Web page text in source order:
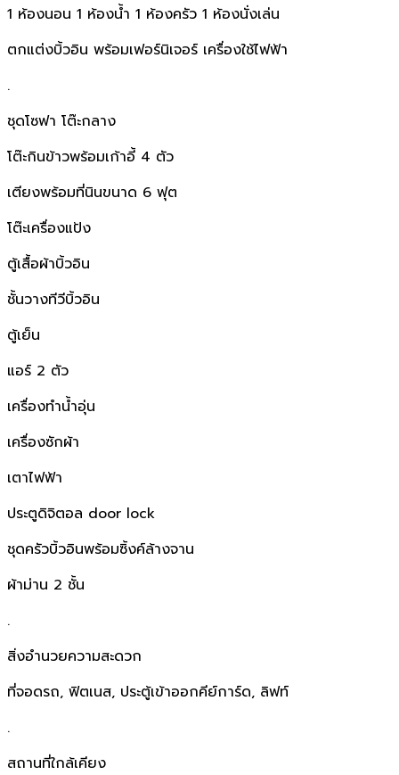
1 ห้องนอน 1 ห้องน้ำ 1 ห้องครัว 1 ห้องนั่งเล่น
ตกแต่งบิ้วอิน พร้อมเฟอร์นิเจอร์ เครื่องใช้ไฟฟ้า
.
ชุดโซฟา โต๊ะกลาง
โต๊ะกินข้าวพร้อมเก้าอี้ 4 ตัว
เตียงพร้อมที่นินขนาด 6 ฟุต
โต๊ะเครื่องแป้ง
ตู้เสื้อผ้าบิ้วอิน
ชั้นวางทีวีบิ้วอิน
ตู้เย็น
แอร์ 2 ตัว
เครื่องทำน้ำอุ่น
เครื่องซักผ้า
เตาไฟฟ้า
ประตูดิจิตอล door lock
ชุดครัวบิ้วอินพร้อมซิ้งค์ล้างจาน
ผ้าม่าน 2 ชั้น
.
สิ่งอำนวยความสะดวก
ที่จอดรถ, ฟิตเนส, ประตู้เข้าออกคีย์การ์ด, ลิฟท์
.
สถานที่ใกล้เคียง